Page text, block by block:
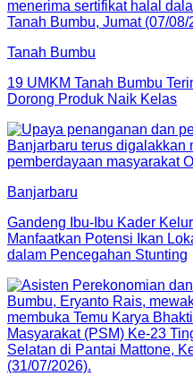
Tanah Bumbu
19 UMKM Tanah Bumbu
Dorong Produk Naik Kelas
Banjarbaru
Gandeng Ibu-Ibu Kader
Manfaatkan Potensi Ikan
dalam Pencegahan Stunting